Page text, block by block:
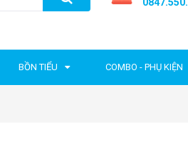
BỒN TIỂU COMBO - PHỤ KIỆN